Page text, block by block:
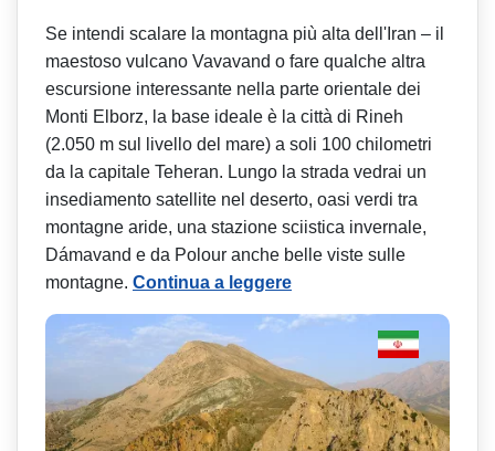
Se intendi scalare la montagna più alta dell'Iran – il
maestoso vulcano Vavavand o fare qualche altra
escursione interessante nella parte orientale dei
Monti Elborz, la base ideale è la città di Rineh
(2.050 m sul livello del mare) a soli 100 chilometri
da la capitale Teheran. Lungo la strada vedrai un
insediamento satellite nel deserto, oasi verdi tra
montagne aride, una stazione sciistica invernale,
Dámavand e da Polour anche belle viste sulle
montagne. Continua a leggere